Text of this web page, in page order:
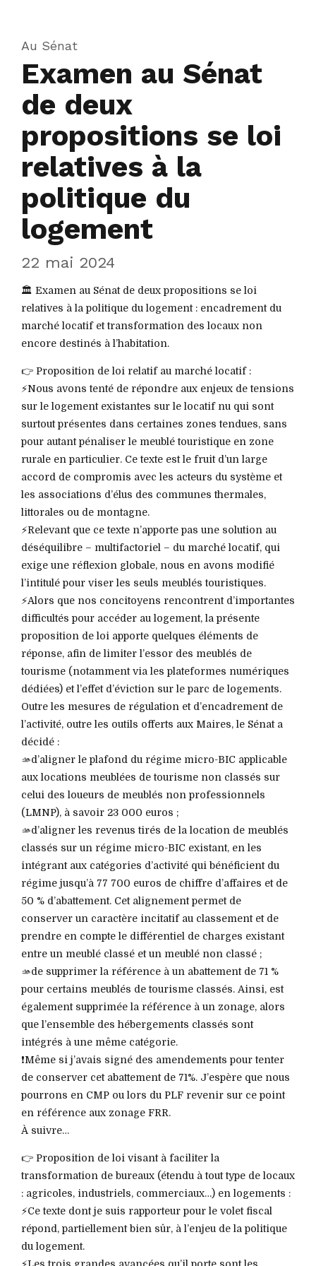
Au Sénat
Examen au Sénat
de deux
propositions se loi
relatives à la
politique du
logement
22 mai 2024
🏛️ Examen au Sénat de deux propositions se loi
relatives à la politique du logement : encadrement du
marché locatif et transformation des locaux non
encore destinés à l’habitation.
👉 Proposition de loi relatif au marché locatif :
⚡️Nous avons tenté de répondre aux enjeux de tensions
sur le logement existantes sur le locatif nu qui sont
surtout présentes dans certaines zones tendues, sans
pour autant pénaliser le meublé touristique en zone
rurale en particulier. Ce texte est le fruit d’un large
accord de compromis avec les acteurs du système et
les associations d’élus des communes thermales,
littorales ou de montagne.
⚡️Relevant que ce texte n’apporte pas une solution au
déséquilibre – multifactoriel – du marché locatif, qui
exige une réflexion globale, nous en avons modifié
l’intitulé pour viser les seuls meublés touristiques.
⚡️Alors que nos concitoyens rencontrent d’importantes
difficultés pour accéder au logement, la présente
proposition de loi apporte quelques éléments de
réponse, afin de limiter l’essor des meublés de
tourisme (notamment via les plateformes numériques
dédiées) et l’effet d’éviction sur le parc de logements.
Outre les mesures de régulation et d’encadrement de
l’activité, outre les outils offerts aux Maires, le Sénat a
décidé :
🫴d’aligner le plafond du régime micro-BIC applicable
aux locations meublées de tourisme non classés sur
celui des loueurs de meublés non professionnels
(LMNP), à savoir 23 000 euros ;
🫴d’aligner les revenus tirés de la location de meublés
classés sur un régime micro-BIC existant, en les
intégrant aux catégories d’activité qui bénéficient du
régime jusqu’à 77 700 euros de chiffre d’affaires et de
50 % d’abattement. Cet alignement permet de
conserver un caractère incitatif au classement et de
prendre en compte le différentiel de charges existant
entre un meublé classé et un meublé non classé ;
🫴de supprimer la référence à un abattement de 71 %
pour certains meublés de tourisme classés. Ainsi, est
également supprimée la référence à un zonage, alors
que l’ensemble des hébergements classés sont
intégrés à une même catégorie.
❗️Même si j’avais signé des amendements pour tenter
de conserver cet abattement de 71%. J’espère que nous
pourrons en CMP ou lors du PLF revenir sur ce point
en référence aux zonage FRR.
À suivre…
👉 Proposition de loi visant à faciliter la
transformation de bureaux (étendu à tout type de locaux
: agricoles, industriels, commerciaux…) en logements :
⚡️Ce texte dont je suis rapporteur pour le volet fiscal
répond, partiellement bien sûr, à l’enjeu de la politique
du logement.